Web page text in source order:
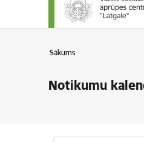
Sākums
Notikumu